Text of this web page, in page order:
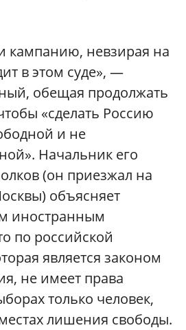
кампанию, невзирая на
в этом суде», —
обещая продолжать
«сделать Россию
и не
Начальник его
(он приезжал на
объясняет
иностранным
по российской
является законом
не имеет права
только человек,
лишения свободы.